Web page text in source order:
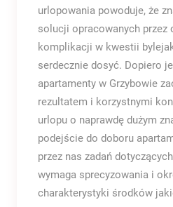
urlopowania powoduje, że
solucji opracowanych przez
komplikacji w kwestii
serdecznie dosyć. Dopiero
apartamenty w Grzybowie
rezultatem i korzystnymi
urlopu o naprawdę dużym
podejście do doboru
przez nas zadań
wymaga sprecyzowania i
charakterystyki środków